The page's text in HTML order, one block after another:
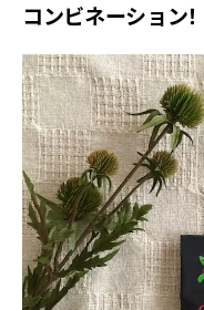
コンビネーション！